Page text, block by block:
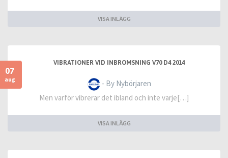
VISA INLÄGG
07
aug
VIBRATIONER VID INBROMSNING V70 D4 2014
- By Nybörjaren
Men varför vibrerar det ibland och inte varje[…]
VISA INLÄGG